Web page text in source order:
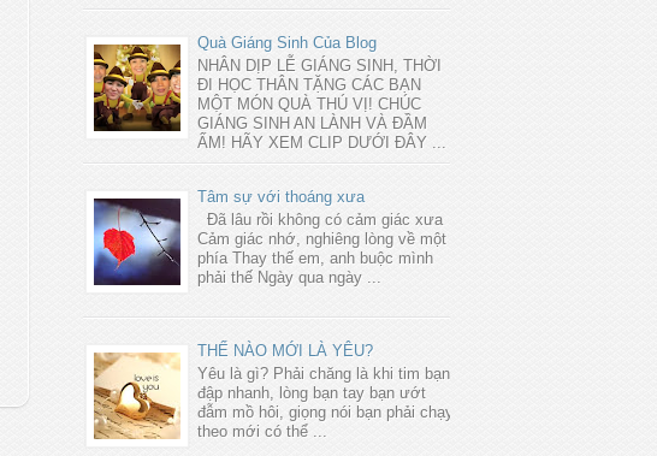
Quà Giáng Sinh Của Blog
NHÂN DỊP LỄ GIÁNG SINH, THỜI
ĐI HỌC THÂN TẶNG CÁC BẠN
MỘT MÓN QUÀ THÚ VỊ! CHÚC
GIÁNG SINH AN LÀNH VÀ ĐẦM
ẤM! HÃY XEM CLIP DƯỚI ĐÂY ...
Tâm sự với thoáng xưa
Đã lâu rồi không có cảm giác xưa
Cảm giác nhớ, nghiêng lòng về một
phía Thay thế em, anh buộc mình
phải thế Ngày qua ngày ...
THẾ NÀO MỚI LÀ YÊU?
Yêu là gì? Phải chăng là khi tim bạn
đập nhanh, lòng bạn tay bạn ướt
đẫm mồ hôi, giọng nói bạn phải chạy
theo mới có thể ...